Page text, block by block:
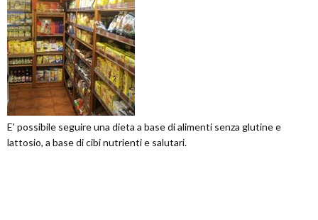
E' possibile seguire una dieta a base di alimenti senza glutine e
lattosio, a base di cibi nutrienti e salutari.